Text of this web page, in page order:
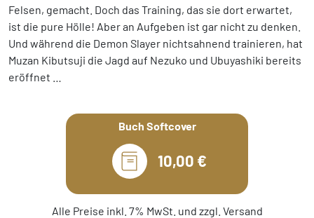
Felsen, gemacht. Doch das Training, das sie dort erwartet,
ist die pure Hölle! Aber an Aufgeben ist gar nicht zu denken.
Und während die Demon Slayer nichtsahnend trainieren, hat
Muzan Kibutsuji die Jagd auf Nezuko und Ubuyashiki bereits
eröffnet …
Buch Softcover
10,00 €
Alle Preise inkl. 7% MwSt. und zzgl. Versand